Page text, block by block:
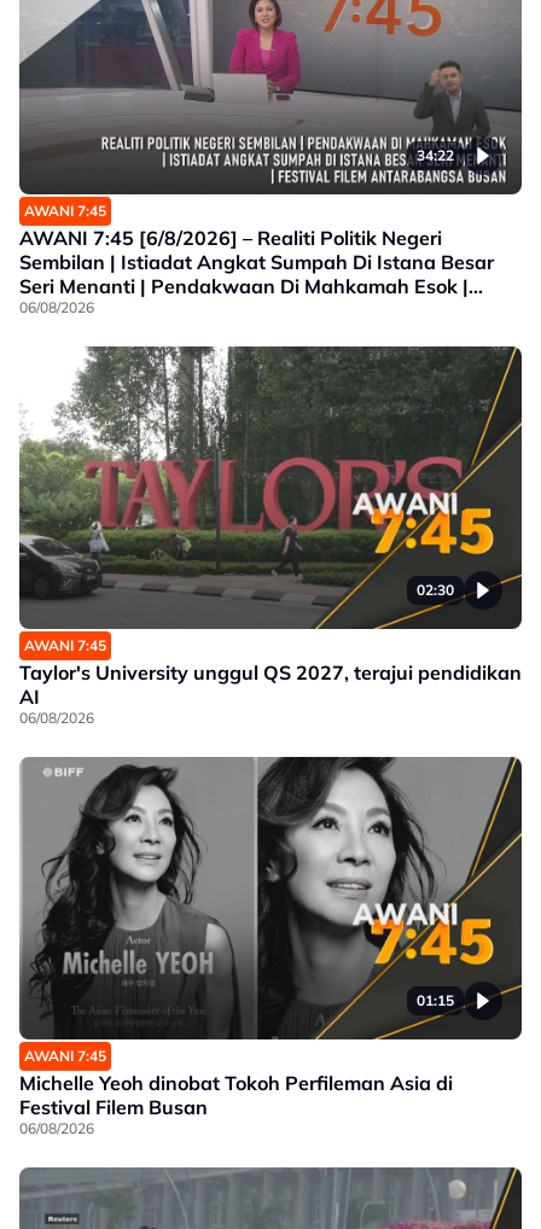
34:22
AWANI 7:45
AWANI 7:45 [6/8/2026] – Realiti Politik Negeri
Sembilan | Istiadat Angkat Sumpah Di Istana Besar
Seri Menanti | Pendakwaan Di Mahkamah Esok |
Festival Filem Antarabangsa Busan
06/08/2026
02:30
AWANI 7:45
Taylor's University unggul QS 2027, terajui pendidikan
AI
06/08/2026
01:15
AWANI 7:45
Michelle Yeoh dinobat Tokoh Perfileman Asia di
Festival Filem Busan
06/08/2026